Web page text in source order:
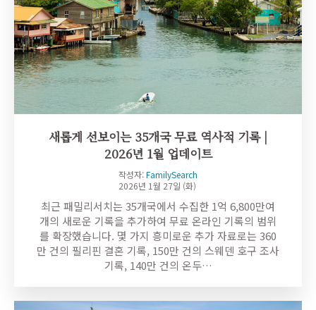
새롭게 선보이는 35개국 무료 역사적 기록 |
2026년 1월 업데이트
작성자:FamilySearch
2026년 1월 27일 (화)
최근 패밀리서치는 35개국에서 수집한 1억 6,800만여
개의 새로운 기록을 추가하여 무료 온라인 기록의 범위
를 확장했습니다. 몇 가지 흥미로운 추가 자료로는 360
만 건의 필리핀 결혼 기록, 150만 건의 스웨덴 호구 조사
기록, 140만 건의 온두…